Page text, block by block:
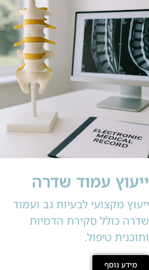
ייעוץ עמוד שדרה
ייעוץ מקצועי לבעיות גב ועמוד
שדרה כולל סקירת הדמיות
ותוכנית טיפול.
מידע נוסף